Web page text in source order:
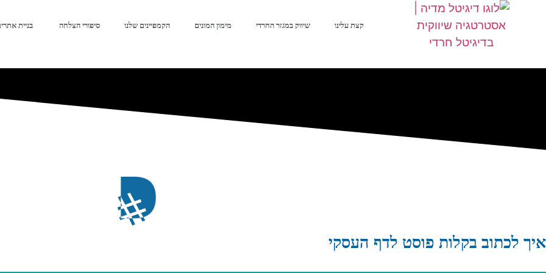
קצת עלינו שיווק במגזר החרדי מימון המונים הקמפיינים שלנו סיפורי הצלחה ​ בניית
איך לכתוב בקלות פוסט לדף העסקי